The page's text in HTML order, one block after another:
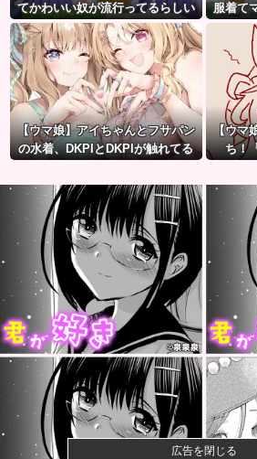
てかわいい奴が流行ってるらしい
な？
服着て
【ウマ娘】アイちゃんとフサパン
の水着、DKPIとDKPIが触れてる
【ウマ
ち！
広告を閉じる